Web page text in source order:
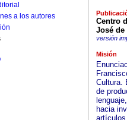
a los autores
Centro
José de
versión
Misión
Cultura.
de
hacia